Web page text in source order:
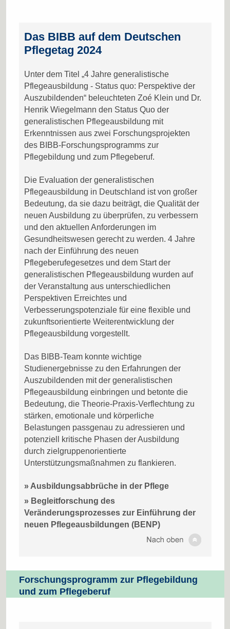
Das BIBB auf dem Deutschen
Pflegetag 2024
Unter dem Titel „4 Jahre generalistische
Pflegeausbildung - Status quo: Perspektive der
Auszubildenden“ beleuchteten Zoé Klein und Dr.
Henrik Wiegelmann den Status Quo der
generalistischen Pflegeausbildung mit
Erkenntnissen aus zwei Forschungsprojekten
des BIBB-Forschungsprogramms zur
Pflegebildung und zum Pflegeberuf.
Die Evaluation der generalistischen
Pflegeausbildung in Deutschland ist von großer
Bedeutung, da sie dazu beiträgt, die Qualität der
neuen Ausbildung zu überprüfen, zu verbessern
und den aktuellen Anforderungen im
Gesundheitswesen gerecht zu werden. 4 Jahre
nach der Einführung des neuen
Pflegeberufegesetzes und dem Start der
generalistischen Pflegeausbildung wurden auf
der Veranstaltung aus unterschiedlichen
Perspektiven Erreichtes und
Verbesserungspotenziale für eine flexible und
zukunftsorientierte Weiterentwicklung der
Pflegeausbildung vorgestellt.
Das BIBB-Team konnte wichtige
Studienergebnisse zu den Erfahrungen der
Auszubildenden mit der generalistischen
Pflegeausbildung einbringen und betonte die
Bedeutung, die Theorie-Praxis-Verflechtung zu
stärken, emotionale und körperliche
Belastungen passgenau zu adressieren und
potenziell kritische Phasen der Ausbildung
durch zielgruppenorientierte
Unterstützungsmaßnahmen zu flankieren.
» Ausbildungsabbrüche in der Pflege
» Begleitforschung des
Veränderungsprozesses zur Einführung der
neuen Pflegeausbildungen (BENP)
Forschungsprogramm zur Pflegebildung
und zum Pflegeberuf